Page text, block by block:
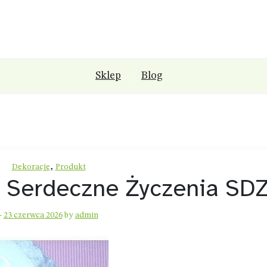
Sklep Blog
Dekoracje, Produkt
Życzenia
- 23 czerwca 2026by admin